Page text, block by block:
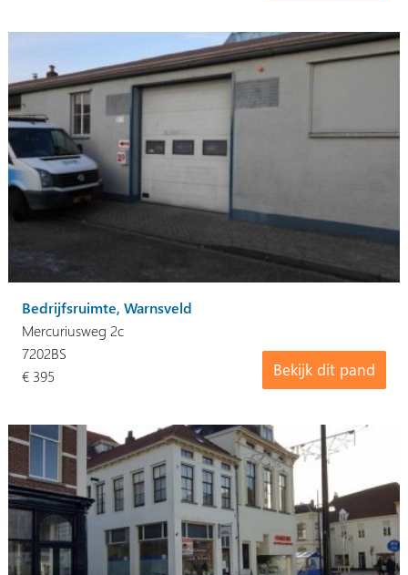
Bedrijfsruimte, Warnsveld
Mercuriusweg 2c
Bekijk dit pand
7202BS
€ 395